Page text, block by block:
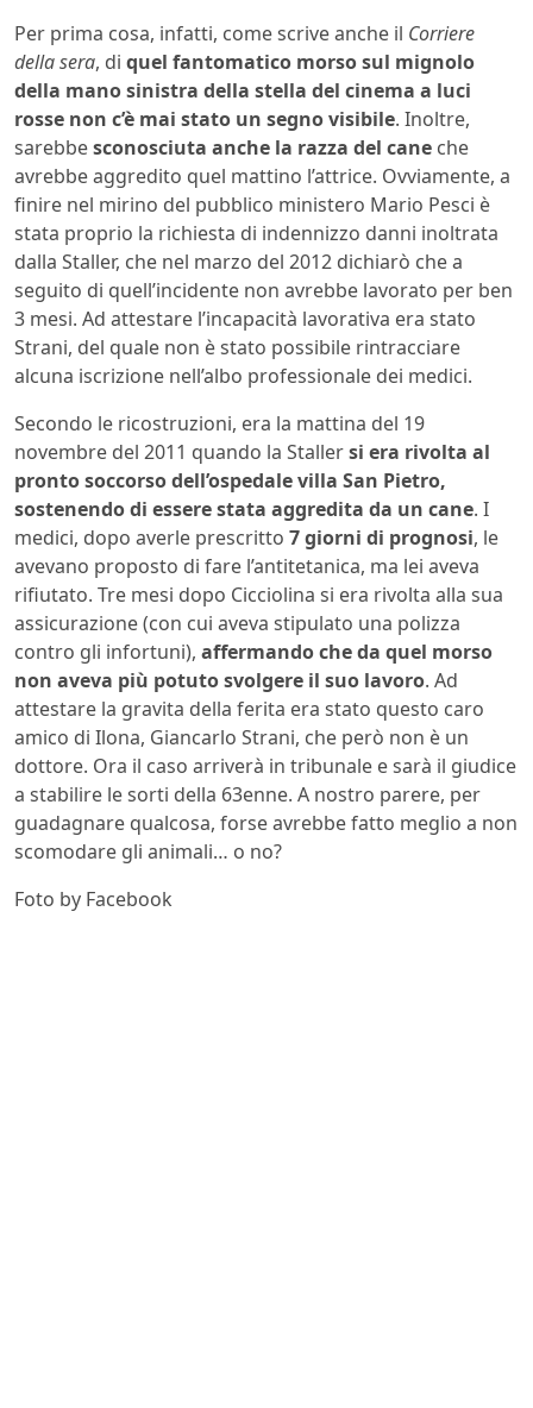
Per prima cosa, infatti, come scrive anche il Corriere
della sera, di quel fantomatico morso sul mignolo
della mano sinistra della stella del cinema a luci
rosse non c’è mai stato un segno visibile. Inoltre,
sarebbesconosciuta anche la razza del cane che
avrebbe aggredito quel mattino l’attrice. Ovviamente, a
finire nel mirino del pubblico ministero Mario Pesci è
stata proprio la richiesta di indennizzo danni inoltrata
dalla Staller, che nel marzo del 2012 dichiarò che a
seguito di quell’incidente non avrebbe lavorato per ben
3 mesi. Ad attestare l’incapacità lavorativa era stato
Strani, del quale non è stato possibile rintracciare
alcuna iscrizione nell’albo professionale dei medici.
Secondo le ricostruzioni, era la mattina del 19
novembre del 2011 quando la Stallersi era rivolta al
pronto soccorso dell’ospedale villa San Pietro,
sostenendo di essere stata aggredita da un cane. I
medici, dopo averle prescritto 7 giorni di prognosi, le
avevano proposto di fare l’antitetanica, ma lei aveva
rifiutato. Tre mesi dopo Cicciolina si era rivolta alla sua
assicurazione (con cui aveva stipulato una polizza
contro gli infortuni), affermando che da quel morso
non aveva più potuto svolgere il suo lavoro. Ad
attestare la gravita della ferita era stato questo caro
amico di Ilona, Giancarlo Strani, che però non è un
dottore. Ora il caso arriverà in tribunale e sarà il giudice
a stabilire le sorti della 63enne. A nostro parere, per
guadagnare qualcosa, forse avrebbe fatto meglio a non
scomodare gli animali… o no?
Foto by Facebook